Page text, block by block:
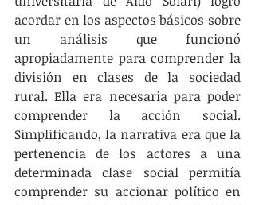
acordar en los aspectos básicos sobre
un análisis que funcionó
apropiadamente para comprender la
división en clases de la sociedad
rural. Ella era necesaria para poder
comprender la acción social.
Simplificando, la narrativa era que la
pertenencia de los actores a una
determinada clase social permitía
comprender su accionar político en